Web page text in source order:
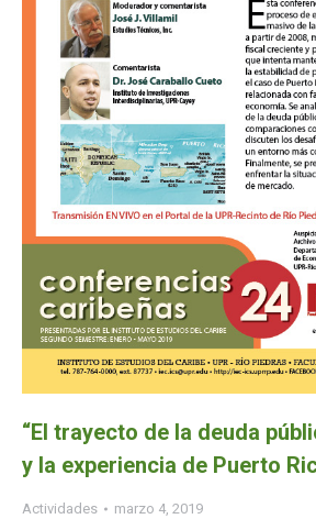
“El trayecto de la deuda
y la experiencia de Puerto
Actividades marzo 4, 2019